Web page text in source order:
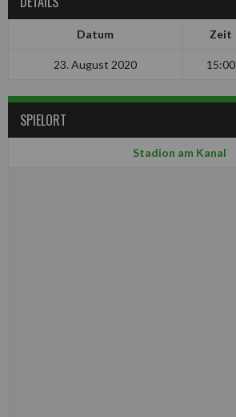
Datum Zeit
23. August 2020 15:00
SPIELORT
Stadion am Kanal